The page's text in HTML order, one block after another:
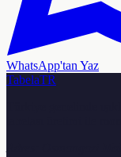
WhatsApp'tan Yaz
TabelaTR